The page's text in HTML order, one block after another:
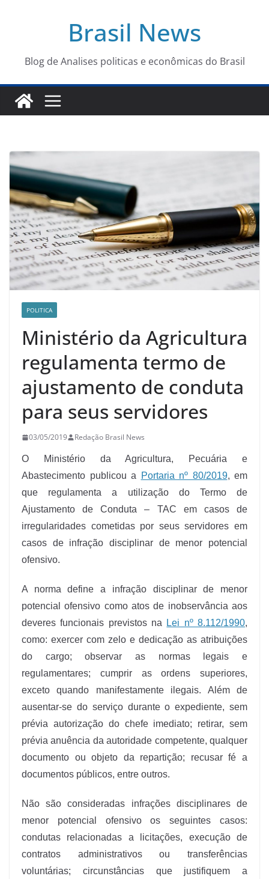
conteúdo
Brasil News
Blog de Analises politicas e econômicas do Brasil
POLITICA
Ministério da Agricultura
regulamenta termo de
ajustamento de conduta
para seus servidores
03/05/2019 Redação Brasil News
O Ministério da Agricultura, Pecuária e
Abastecimento publicou a
Portaria nº 80/2019, em
que regulamenta a utilização do Termo de
Ajustamento de Conduta – TAC em casos de
irregularidades cometidas por seus servidores em
casos de infração disciplinar de menor potencial
ofensivo.
A norma define a infração disciplinar de menor
potencial ofensivo como atos de inobservância aos
deveres funcionais previstos na
Lei nº 8.112/1990,
como: exercer com zelo e dedicação as atribuições
do cargo; observar as normas legais e
regulamentares; cumprir as ordens superiores,
exceto quando manifestamente ilegais. Além de
ausentar-se do serviço durante o expediente, sem
prévia autorização do chefe imediato; retirar, sem
prévia anuência da autoridade competente, qualquer
documento ou objeto da repartição; recusar fé a
documentos públicos, entre outros.
Não são consideradas infrações disciplinares de
menor potencial ofensivo os seguintes casos:
condutas relacionadas a licitações, execução de
contratos administrativos ou transferências
voluntárias; circunstâncias que justifiquem a